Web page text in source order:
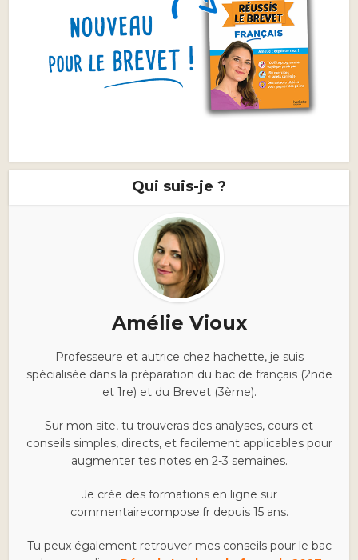
Qui suis-je ?
Amélie Vioux
Professeure et autrice chez hachette, je suis
spécialisée dans la préparation du bac de français (2nde
et 1re) et du Brevet (3ème).
Sur mon site, tu trouveras des analyses, cours et
conseils simples, directs, et facilement applicables pour
augmenter tes notes en 2-3 semaines.
Je crée des formations en ligne sur
commentairecompose.fr depuis 15 ans.
Tu peux également retrouver mes conseils pour le bac